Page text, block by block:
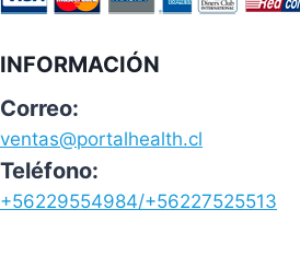
INFORMACIÓN
Correo:
ventas@portalhealth.cl
Teléfono:
+56229554984/+56227525513